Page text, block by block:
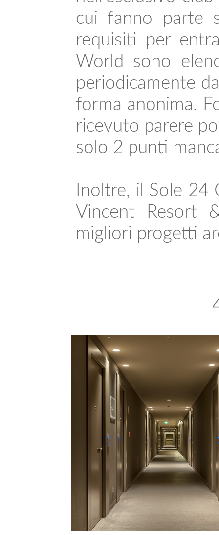
cui fanno parte
requisiti per
World sono
periodicamente
forma anonima.
ricevuto parere
solo 2 punti
Inoltre, il Sole
Vincent Resort
migliori progetti